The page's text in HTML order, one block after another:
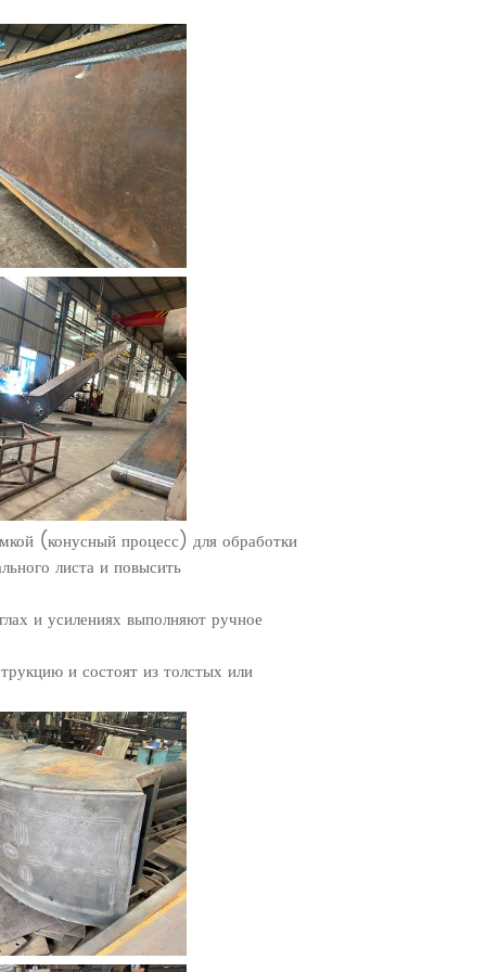
(конусный процесс) для обработки
листа и повысить
и усилениях выполняют ручное
и состоят из толстых или